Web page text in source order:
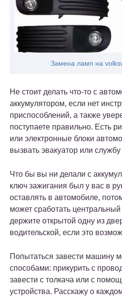
Замена ламп на
Не стоит делать что-то с
аккумулятором, если нет
приспособлений, а также
поступаете правильно. Есть
или электронные блоки
вызвать эвакуатор или
Что бы вы ни делали с
ключ зажигания был у вас в
оставлять в автомобиле,
может сработать
держите открытой одну из
водительской, если это
Попытаться завести машину
способами: прикурить с
завести с толкача или с
устройства. Расскажу о